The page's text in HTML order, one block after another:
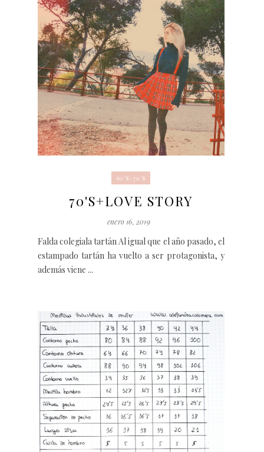
60'S-70'S
70'S+LOVE STORY
enero 16, 2019
Falda colegiala tartán Al igual que el año pasado, el
estampado tartán ha vuelto a ser protagonista, y
además viene ...